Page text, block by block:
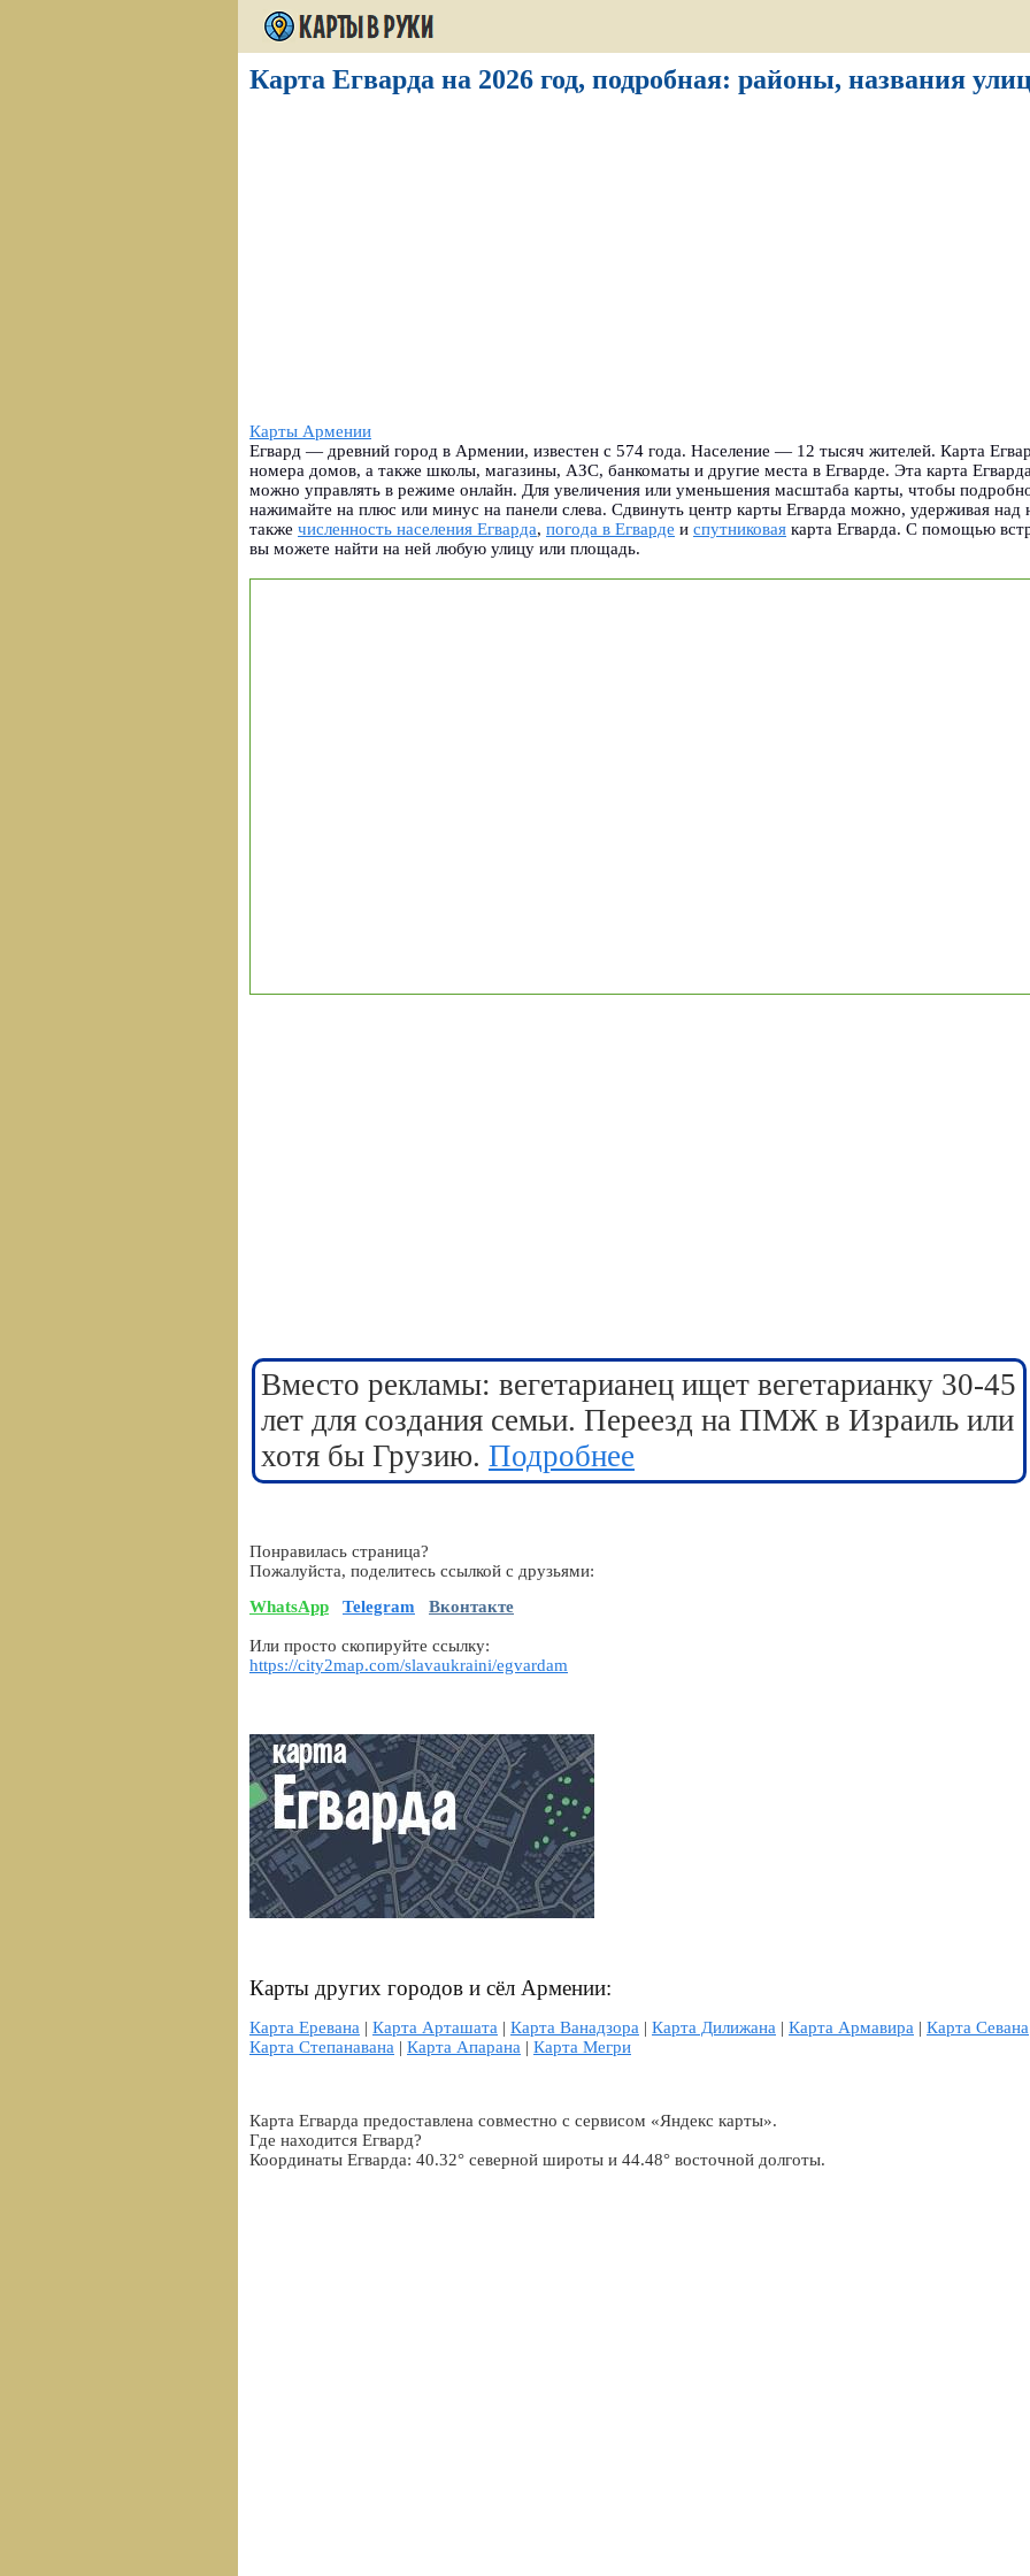
Карта Егварда на 2026 год, подробная: районы, названия
Карты Армении
Егвард — древний город в Армении, известен с 574 года. Население — 12 тысяч жителей. Карта
номера домов, а также школы, магазины, АЗС, банкоматы и другие места в Егварде. Эта карта
можно управлять в режиме онлайн. Для увеличения или уменьшения масштаба карты, чтобы
нажимайте на плюс или минус на панели слева. Сдвинуть центр карты Егварда можно, удерживая
также численность населения Егварда, погода в Егварде и спутниковая карта Егварда. С помощью
вы можете найти на ней любую улицу или площадь.
Вместо рекламы: вегетарианец ищет вегетарианку 30-45
лет для создания семьи. Переезд на ПМЖ в Израиль или
хотя бы Грузию. Подробнее
Понравилась страница?
Пожалуйста, поделитесь ссылкой с друзьями:
WhatsApp
Telegram Вконтакте
Или просто скопируйте ссылку:
https://city2map.com/slavaukraini/egvardam
Карты других городов и сёл Армении:
Карта Еревана | Карта Арташата | Карта Ванадзора | Карта Дилижана | Карта Армавира | Карта Севана
Карта Степанавана | Карта Апарана | Карта Мегри
Карта Егварда предоставлена совместно с сервисом «Яндекс карты».
Где находится Егвард?
Координаты Егварда: 40.32° северной широты и 44.48° восточной долготы.